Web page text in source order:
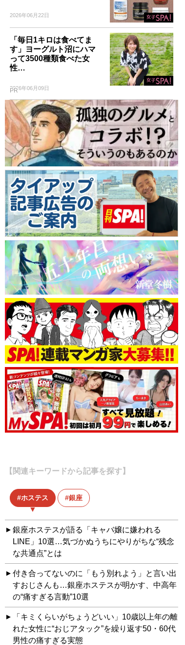
2026年06月22日
「毎日1キロは食べてま
す」ヨーグルト沼にハマ
って3500種類食べた女
性…
2026年06月09日
PR
【関連キーワードから記事を探す】
ホステス 銀座
銀座ホステスが語る「キャバ嬢に嫌われる
LINE」10選…気づかぬうちにやりがちな“残念
な共通点”とは
付き合ってないのに「もう別れよう」と言い出
すおじさんも…銀座ホステスが明かす、中高年
の“痛すぎる言動”10選
「キミくらいがちょうどいい」10歳以上年の離
れた女性に“おじアタック”を繰り返す50・60代
男性の痛すぎる実態